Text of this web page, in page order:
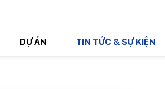
DỰ ÁN TIN TỨC & SỰ KIỆN